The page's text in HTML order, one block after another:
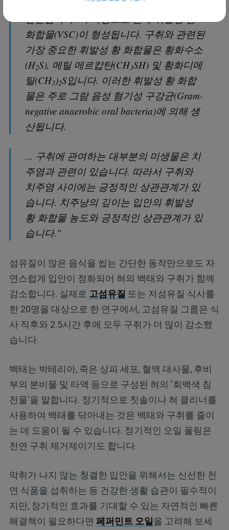
"구강 내 미생물 분해는 구강 악취의 주요
화합물(VSC)이 형성됩니다. 구취와 관련된
가장 중요한 휘발성 황 화합물은 황화수소
(H2S), 메틸 메르캅탄(CH3SH) 및 황화디메
틸(CH3)2S입니다. 이러한 휘발성 황 화합
물은 주로 그람 음성 혐기성 구강균(Gram-
negative anaerobic oral bacteria)에 의해 생
산됩니다.
... 구취에 관여하는 대부분의 미생물은 치
주염과 관련이 있습니다. 따라서 구취와
치주염 사이에는 긍정적인 상관관계가 있
습니다. 치주낭의 깊이는 입안의 휘발성
황 화합물 농도와 긍정적인 상관관계가 있
습니다."
섬유질이 많은 음식을 씹는 간단한 동작만으로도 자
연스럽게 입안이 정화되어 혀의 백태와 구취가 함께
감소합니다. 실제로 고섬유질 또는 저섬유질 식사를
한 20명을 대상으로 한 연구에서, 고섬유질 그룹은 식
사 직후와 2.5시간 후에 모두 구취가 더 많이 감소했
습니다.
백태는 박테리아, 죽은 상피 세포, 혈액 대사물, 후비
부의 분비물 및 타액 등으로 구성된 혀의 '회백색 침
전물'을 말합니다. 정기적으로 칫솔이나 혀 클리너를
사용하여 백태를 닦아내는 것은 백태와 구취를 줄이
는 데 도움이 될 수 있습니다. 정기적인 오일 풀링은
천연 구취 제거제이기도 합니다.
악취가 나지 않는 청결한 입안을 위해서는 신선한 천
연 식품을 섭취하는 등 건강한 생활 습관이 필수적이
지만, 장기적인 효과를 기대할 수 있는 자연적인 빠른
해결책이 필요하다면 페퍼민트 오일을 고려해 보세